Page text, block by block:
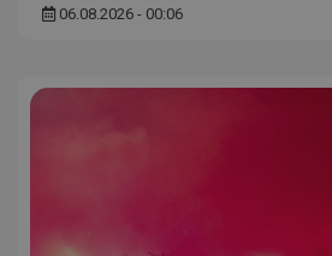
06.08.2026 - 00:06